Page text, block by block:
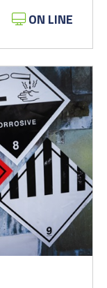
ON LINE